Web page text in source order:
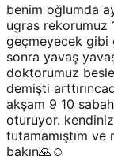
benim oğlumda
ugras rekorumuz
geçmeyecek gibi
sonra yavaş
doktorumuz
demişti
akşam 9 10
oturuyor.
tutamamıştım ve
bakın🙏☺️